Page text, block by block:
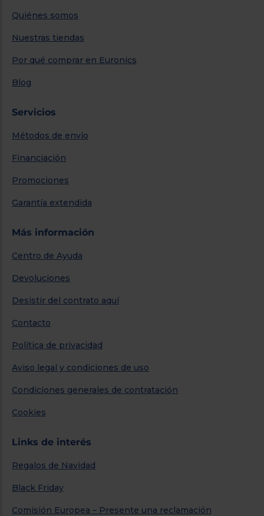
Quiénes somos
Nuestras tiendas
Por qué comprar en Euronics
Blog
Servicios
Métodos de envío
Financiación
Promociones
Garantía extendida
Más información
Centro de Ayuda
Devoluciones
Desistir del contrato aquí
Contacto
Política de privacidad
Aviso legal y condiciones de uso
Condiciones generales de contratación
Cookies
Links de interés
Regalos de Navidad
Black Friday
Comisión Europea – Presente una reclamación